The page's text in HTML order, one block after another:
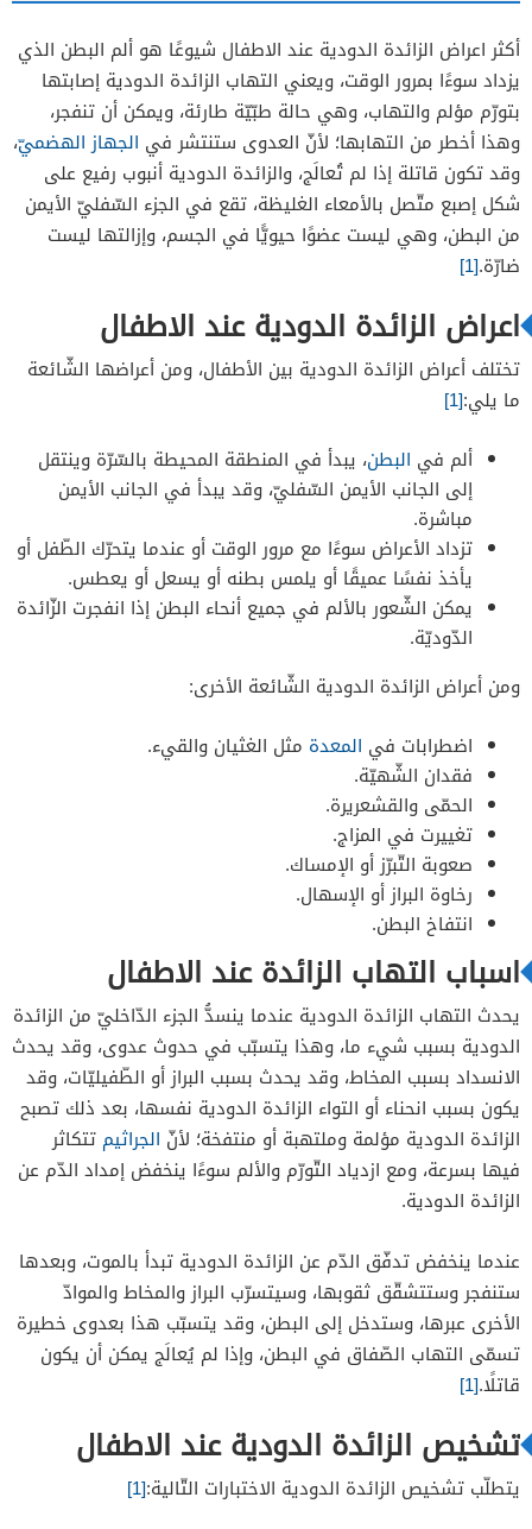
أكثر اعراض الزائدة الدودية عند الاطفال شيوعًا هو ألم البطن الذي
يزداد سوءًا بمرور الوقت، ويعني التهاب الزائدة الدودية إصابتها
بتورّم مؤلم والتهاب، وهي حالة طبّيّة طارئة، ويمكن أن تنفجر،
وهذا أخطر من التهابها؛ لأنّ العدوى ستنتشر في الجهاز الهضميّ،
وقد تكون قاتلة إذا لم تُعالَج، والزائدة الدودية أنبوب رفيع على
شكل إصبع متّصل بالأمعاء الغليظة، تقع في الجزء السّفليّ الأيمن
من البطن، وهي ليست عضوًا حيويًّا في الجسم، وإزالتها ليست
ضارّة.[1]
اعراض الزائدة الدودية عند الاطفال
تختلف أعراض الزائدة الدودية بين الأطفال، ومن أعراضها الشّائعة
ما يلي:[1]
ألم في البطن، يبدأ في المنطقة المحيطة بالسّرّة وينتقل
إلى الجانب الأيمن السّفليّ، وقد يبدأ في الجانب الأيمن
مباشرة.
تزداد الأعراض سوءًا مع مرور الوقت أو عندما يتحرّك الطّفل أو
يأخذ نفسًا عميقًا أو يلمس بطنه أو يسعل أو يعطس.
يمكن الشّعور بالألم في جميع أنحاء البطن إذا انفجرت الزّائدة
الدّوديّة.
ومن أعراض الزائدة الدودية الشّائعة الأخرى:
اضطرابات في المعدة مثل الغثيان والقيء.
فقدان الشّهيّة.
الحمّى والقشعريرة.
تغييرت في المزاج.
صعوبة التّبرّز أو الإمساك.
رخاوة البراز أو الإسهال.
انتفاخ البطن.
اسباب التهاب الزائدة عند الاطفال
يحدث التهاب الزائدة الدودية عندما ينسدُّ الجزء الدّاخليّ من الزائدة
الدودية بسبب شيء ما، وهذا يتسبّب في حدوث عدوى، وقد يحدث
الانسداد بسبب المخاط، وقد يحدث بسبب البراز أو الطّفيليّات، وقد
يكون بسبب انحناء أو التواء الزائدة الدودية نفسها، بعد ذلك تصبح
الزائدة الدودية مؤلمة وملتهبة أو منتفخة؛ لأنّ الجراثيم تتكاثر
فيها بسرعة، ومع ازدياد التّورّم والألم سوءًا ينخفض إمداد الدّم عن
الزائدة الدودية.
عندما ينخفض ​​تدفّق الدّم عن الزائدة الدودية تبدأ بالموت، وبعدها
ستنفجر وستتشقّق ثقوبها، وسيتسرّب البراز والمخاط والموادّ
الأخرى عبرها، وستدخل إلى البطن، وقد يتسبّب هذا بعدوى خطيرة
تسمّى التهاب الصّفاق في البطن، وإذا لم يُعالَج يمكن أن يكون
قاتلًا.[1]
تشخيص الزائدة الدودية عند الاطفال
يتطلّب تشخيص الزائدة الدودية الاختبارات التّالية:[1]